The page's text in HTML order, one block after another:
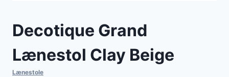
Decotique Grand
Lænestol Clay Beige
Lænestole